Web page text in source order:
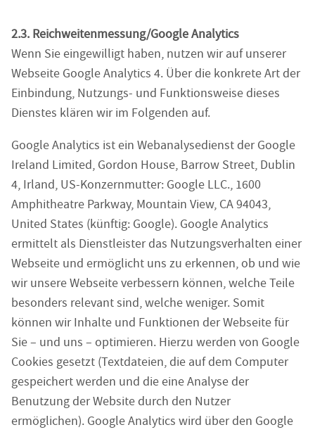
2.3. Reichweitenmessung/Google Analytics
Wenn Sie eingewilligt haben, nutzen wir auf unserer
Webseite Google Analytics 4. Über die konkrete Art der
Einbindung, Nutzungs- und Funktionsweise dieses
Dienstes klären wir im Folgenden auf.
Google Analytics ist ein Webanalysedienst der Google
Ireland Limited, Gordon House, Barrow Street, Dublin
4, Irland, US-Konzernmutter: Google LLC., 1600
Amphitheatre Parkway, Mountain View, CA 94043,
United States (künftig: Google). Google Analytics
ermittelt als Dienstleister das Nutzungsverhalten einer
Webseite und ermöglicht uns zu erkennen, ob und wie
wir unsere Webseite verbessern können, welche Teile
besonders relevant sind, welche weniger. Somit
können wir Inhalte und Funktionen der Webseite für
Sie – und uns – optimieren. Hierzu werden von Google
Cookies gesetzt (Textdateien, die auf dem Computer
gespeichert werden und die eine Analyse der
Benutzung der Website durch den Nutzer
ermöglichen). Google Analytics wird über den Google